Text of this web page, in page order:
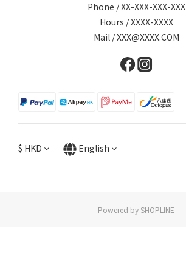
Phone / XX-XXX-XXX-XXX
Hours / XXXX-XXXX
Mail / XXX@XXXX.COM
$ HKD English
Powered by SHOPLINE